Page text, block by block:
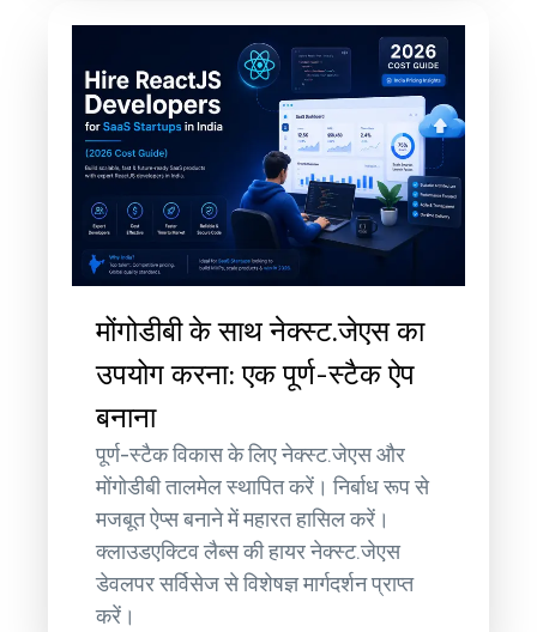
मोंगोडीबी के साथ नेक्स्ट.जेएस का
उपयोग करना: एक पूर्ण-स्टैक ऐप
बनाना
पूर्ण-स्टैक विकास के लिए नेक्स्ट.जेएस और
मोंगोडीबी तालमेल स्थापित करें। निर्बाध रूप से
मजबूत ऐप्स बनाने में महारत हासिल करें।
क्लाउडएक्टिव लैब्स की हायर नेक्स्ट.जेएस
डेवलपर सर्विसेज से विशेषज्ञ मार्गदर्शन प्राप्त
करें।